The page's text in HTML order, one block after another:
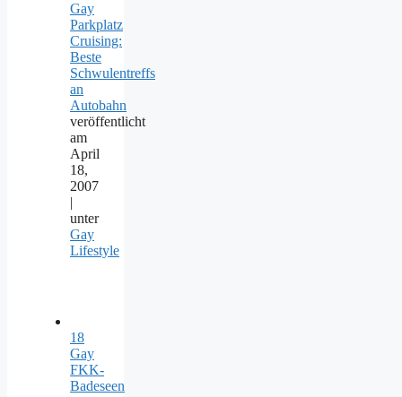
Gay
Parkplatz
Cruising:
Beste
Schwulentreffs
an
Autobahn
veröffentlicht
am
April
18,
2007
|
unter
Gay
Lifestyle
18
Gay
FKK-
Badeseen